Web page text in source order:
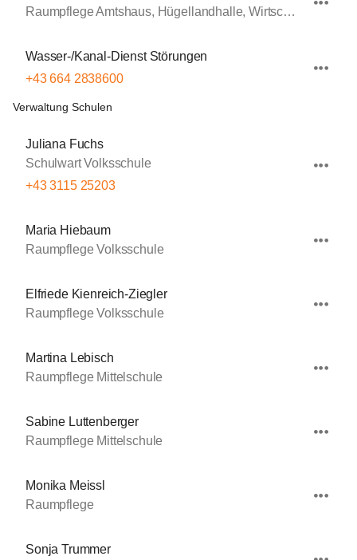
Raumpflege Amtshaus, Hügellandhalle, Wirtschaftshof
Wasser-/Kanal-Dienst Störungen
+43 664 2838600
Verwaltung Schulen
Juliana Fuchs
Schulwart Volksschule
+43 3115 25203
Maria Hiebaum
Raumpflege Volksschule
Elfriede Kienreich-Ziegler
Raumpflege Volksschule
Martina Lebisch
Raumpflege Mittelschule
Sabine Luttenberger
Raumpflege Mittelschule
Monika Meissl
Raumpflege
Sonja Trummer